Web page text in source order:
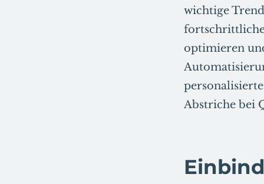
wichtige
optimieren
Abstriche bei